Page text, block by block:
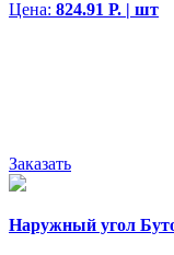
Цена: 824.91 Р. | шт
Заказать
Наружный угол